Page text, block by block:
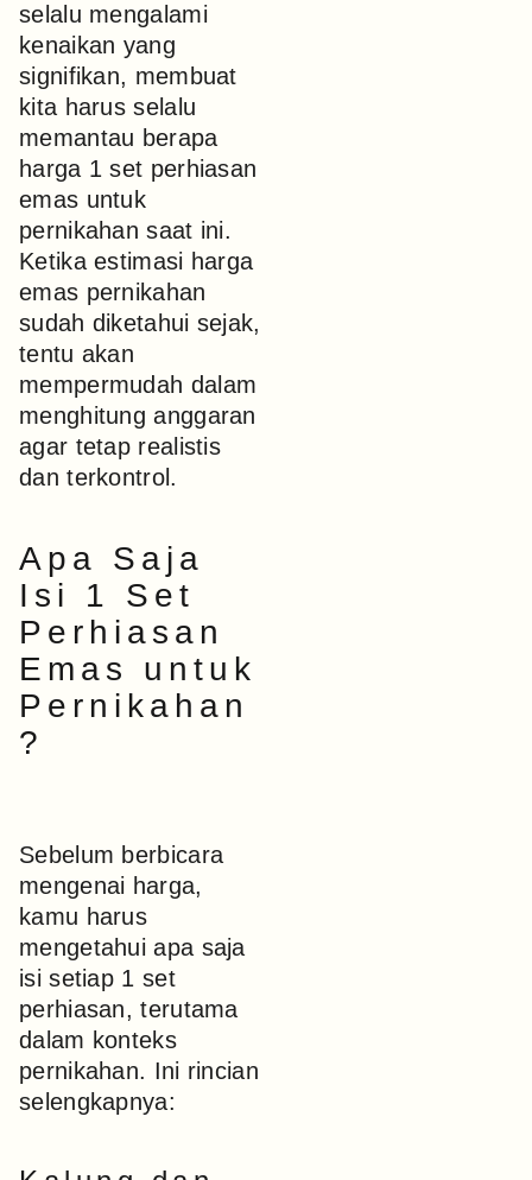
selalu mengalami
kenaikan yang
signifikan, membuat
kita harus selalu
memantau berapa
harga 1 set perhiasan
emas untuk
pernikahan saat ini.
Ketikaestimasi harga
emas pernikahan
sudah diketahui sejak,
tentu akan
mempermudah dalam
menghitung anggaran
agar tetap realistis
dan terkontrol.
Apa Saja
Isi 1 Set
Perhiasan
Emas untuk
Pernikahan
?
Sebelum berbicara
mengenai harga,
kamu harus
mengetahui apa saja
isi setiap 1 set
perhiasan, terutama
dalam konteks
pernikahan. Ini rincian
selengkapnya: